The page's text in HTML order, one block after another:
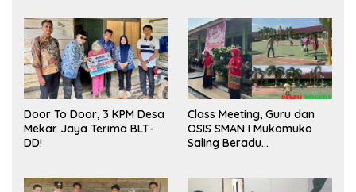
Door To Door, 3 KPM Desa
Mekar Jaya Terima BLT-
DD!
Class Meeting, Guru dan
OSIS SMAN I Mukomuko
Saling Beradu